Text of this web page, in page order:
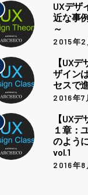
UXデ
近な事
～
2015年
【UX
ザイン
セスで
2016年7
【UX
１章：
のよう
vol.1
2016年8